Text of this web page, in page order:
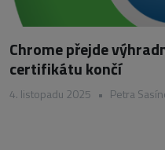
Chrome přejde
certifikátu končí
4. listopadu 2025 • Petra